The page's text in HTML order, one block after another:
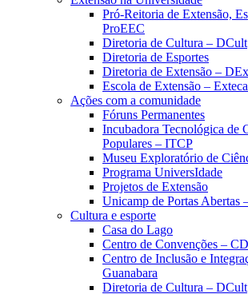
Pró-Reitoria de Extensão,
ProEEC
Diretoria de Cultura – DCult
Diretoria de Esportes
Diretoria de Extensão –
Escola de Extensão –
Ações com a comunidade
Fóruns Permanentes
Incubadora Tecnológica de
Populares – ITCP
Museu Exploratório de
Programa UniversIdade
Projetos de Extensão
Unicamp de Portas Abertas
Cultura e esporte
Casa do Lago
Centro de Convenções –
Centro de Inclusão e
Guanabara
Diretoria de Cultura – DCult